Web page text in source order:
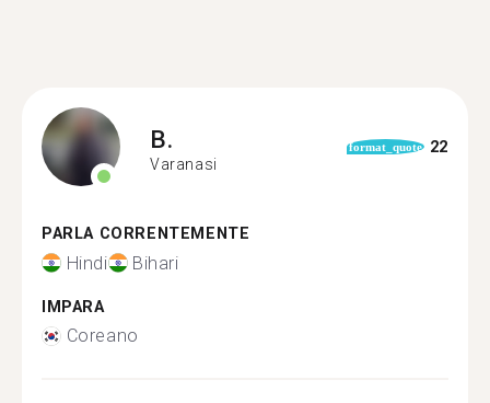
B.
Varanasi
format_quote 22
PARLA CORRENTEMENTE
Hindi Bihari
IMPARA
Coreano